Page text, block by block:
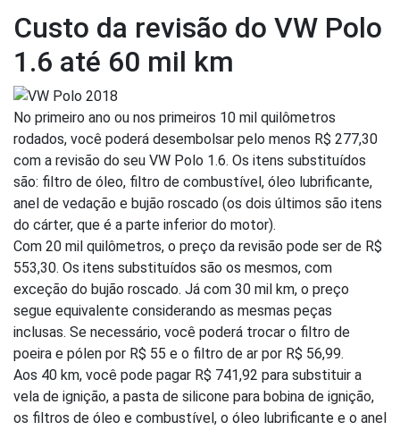
Custo da revisão do VW Polo
1.6 até 60 mil km
No primeiro ano ou nos primeiros 10 mil quilômetros
rodados, você poderá desembolsar pelo menos R$ 277,30
com a revisão do seu VW Polo 1.6. Os itens substituídos
são: filtro de óleo, filtro de combustível, óleo lubrificante,
anel de vedação e bujão roscado (os dois últimos são itens
do cárter, que é a parte inferior do motor).
Com 20 mil quilômetros, o preço da revisão pode ser de R$
553,30. Os itens substituídos são os mesmos, com
exceção do bujão roscado. Já com 30 mil km, o preço
segue equivalente considerando as mesmas peças
inclusas. Se necessário, você poderá trocar o filtro de
poeira e pólen por R$ 55 e o filtro de ar por R$ 56,99.
Aos 40 km, você pode pagar R$ 741,92 para substituir a
vela de ignição, a pasta de silicone para bobina de ignição,
os filtros de óleo e combustível, o óleo lubrificante e o anel